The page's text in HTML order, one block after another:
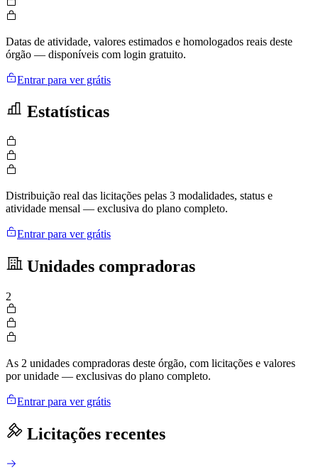
Datas de atividade, valores estimados e homologados reais deste
órgão — disponíveis com login gratuito.
Entrar para ver grátis
Estatísticas
Distribuição real das licitações pelas 3 modalidades, status e
atividade mensal — exclusiva do plano completo.
Entrar para ver grátis
Unidades compradoras
2
As 2 unidades compradoras deste órgão, com licitações e valores
por unidade — exclusivas do plano completo.
Entrar para ver grátis
Licitações recentes